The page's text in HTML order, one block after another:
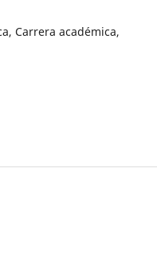
Carrera académica,